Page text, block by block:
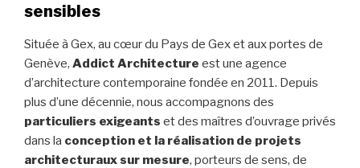
sensibles
Située à Gex, au cœur du Pays de Gex et aux portes de
Genève, Addict Architecture est une agence
d’architecture contemporaine fondée en 2011. Depuis
plus d’une décennie, nous accompagnons des
particuliers exigeants et des maîtres d’ouvrage privés
dans la conception et la réalisation de projets
architecturaux sur mesure, porteurs de sens, de